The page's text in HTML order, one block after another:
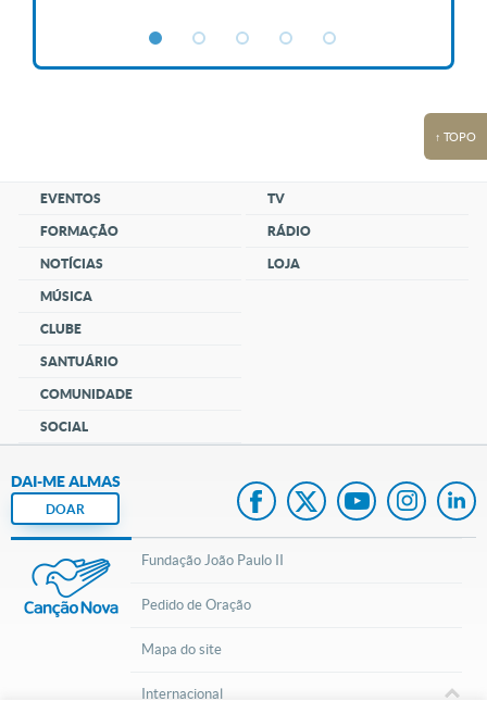
↑ TOPO
EVENTOS
FORMAÇÃO
NOTÍCIAS
MÚSICA
CLUBE
SANTUÁRIO
COMUNIDADE
SOCIAL
TV
RÁDIO
LOJA
DAI-ME ALMAS
DOAR
Fundação João Paulo II
Pedido de Oração
Mapa do site
Internacional